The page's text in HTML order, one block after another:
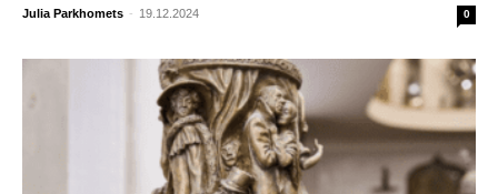
Julia Parkhomets - 19.12.2024 0